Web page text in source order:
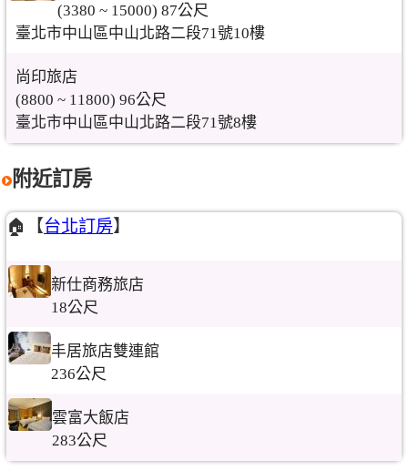
(3380 ~ 15000) 87公尺
臺北市中山區中山北路二段71號10樓
尚印旅店
(8800 ~ 11800) 96公尺
臺北市中山區中山北路二段71號8樓
附近訂房
🏠【台北訂房】
新仕商務旅店
18公尺
丰居旅店雙連館
236公尺
雲富大飯店
283公尺